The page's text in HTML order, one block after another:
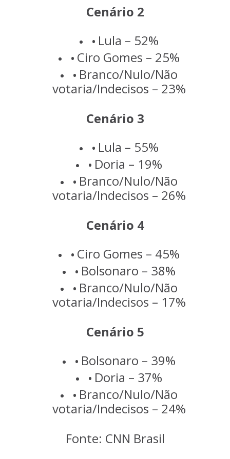
Cenário 2
Lula – 52%
Ciro Gomes – 25%
Branco/Nulo/Não
votaria/Indecisos – 23%
Cenário 3
Lula – 55%
Doria – 19%
Branco/Nulo/Não
votaria/Indecisos – 26%
Cenário 4
Ciro Gomes – 45%
Bolsonaro – 38%
Branco/Nulo/Não
votaria/Indecisos – 17%
Cenário 5
Bolsonaro – 39%
Doria – 37%
Branco/Nulo/Não
votaria/Indecisos – 24%
Fonte: CNN Brasil